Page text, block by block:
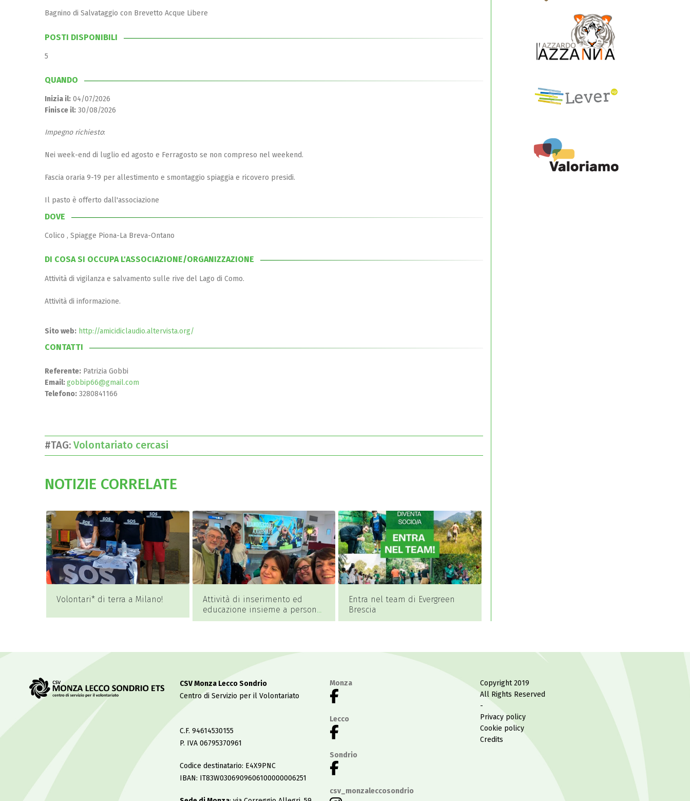
Bagnino di Salvataggio con Brevetto Acque Libere
POSTI DISPONIBILI
5
QUANDO
Inizia il: 04/07/2026
Finisce il: 30/08/2026
Impegno richiesto:
Nei week-end di luglio ed agosto e Ferragosto se non compreso nel weekend.
Fascia oraria 9-19 per allestimento e smontaggio spiaggia e ricovero presidi.
Il pasto è offerto dall'associazione
DOVE
Colico , Spiagge Piona-La Breva-Ontano
DI COSA SI OCCUPA L'ASSOCIAZIONE/ORGANIZZAZIONE
Attività di vigilanza e salvamento sulle rive del Lago di Como.
Attività di informazione.
Sito web: http://amicidiclaudio.altervista.org/
CONTATTI
Referente: Patrizia Gobbi
Email:gobbip66@gmail.com
Telefono: 3280841166
#TAG: Volontariato cercasi
NOTIZIE CORRELATE
Volontari* di terra a Milano!
Attività di inserimento ed
educazione insieme a persone
con disabilità
Entra nel team di Evergreen
Brescia
CSV Monza Lecco Sondrio
Centro di Servizio per il Volontariato
C.F. 94614530155
P. IVA 06795370961
Codice destinatario: E4X9PNC
IBAN: IT83W0306909606100000006251
Monza
Lecco
Sondrio
csv_monzaleccosondrio
Copyright 2019
All Rights Reserved
-
Privacy policy
Cookie policy
Credits